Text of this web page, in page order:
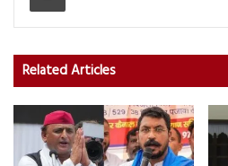
Related Articles